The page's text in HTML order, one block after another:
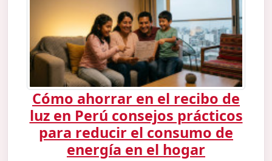
Cómo ahorrar en el recibo de
luz en Perú consejos prácticos
para reducir el consumo de
energía en el hogar